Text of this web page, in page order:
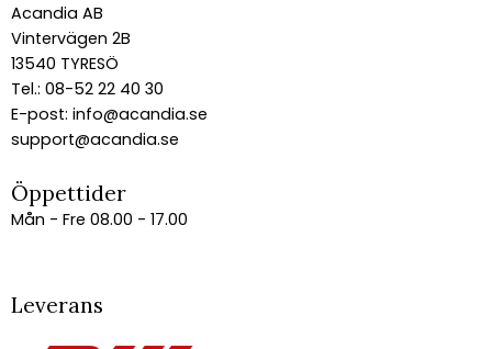
Acandia AB
Vintervägen 2B
13540 TYRESÖ
Tel.: 08-52 22 40 30
E-post: info@acandia.se
support@acandia.se
Öppettider
Mån - Fre 08.00 - 17.00
Leverans